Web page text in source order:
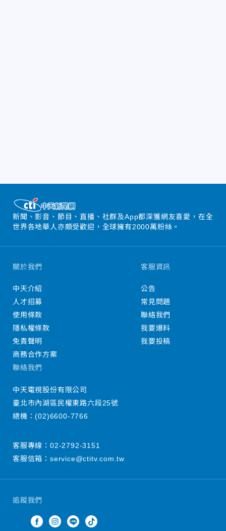
新聞、影音、節目、直播、社群及App都深獲網友喜愛，在全
世界各地華人亦頗受歡迎，全球擁有2000萬粉絲。
追蹤我們
關於我們
中天介紹
人才招募
使用條款
隱私權條款
免責聲明
商務合作方案
客服資訊
公告
常見問題
聯絡我們
我要爆料
我要投稿
聯絡我們
中天電視股份有限公司
臺北市內湖區民權東路六段25號
總機：(02)6600-7766
客服專線： 02-2792-3151
客服信箱： service@ctitv.com.tw